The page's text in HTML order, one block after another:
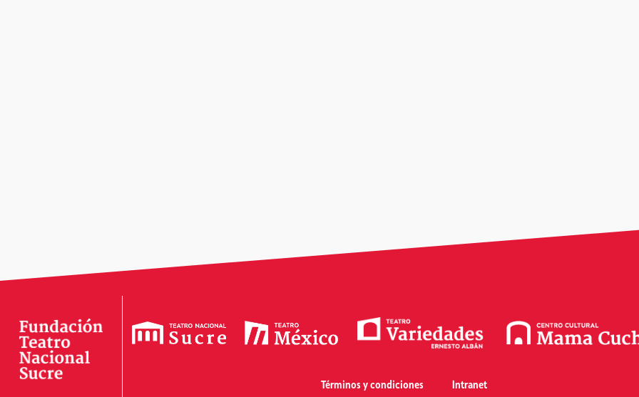
Términos y condiciones Intranet